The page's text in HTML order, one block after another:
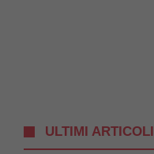
ULTIMI ARTICOLI